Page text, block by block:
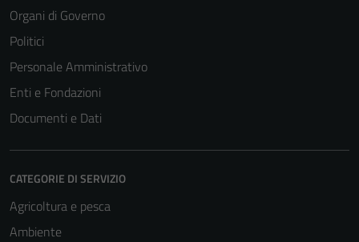
Organi di Governo
Politici
Personale Amministrativo
Enti e Fondazioni
Documenti e Dati
CATEGORIE DI SERVIZIO
Agricoltura e pesca
Ambiente